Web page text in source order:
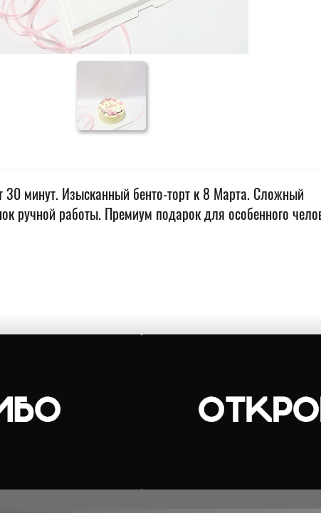
30 минут. Изысканный бенто-торт к 8 Марта. Сложный
ручной работы. Премиум подарок для особенного